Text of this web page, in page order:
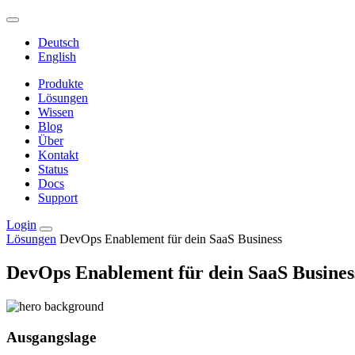
Deutsch
English
Produkte
Lösungen
Wissen
Blog
Über
Kontakt
Status
Docs
Support
Login
Lösungen DevOps Enablement für dein SaaS Business
DevOps Enablement für dein SaaS
Ausgangslage